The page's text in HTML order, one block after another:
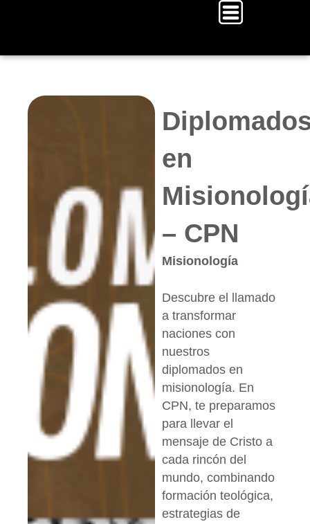
en
– CPN
Misionología
Descubre el llamado
a transformar
naciones con
nuestros
diplomados en
misionología. En
CPN, te preparamos
para llevar el
mensaje de Cristo a
cada rincón del
mundo, combinando
formación teológica,
estrategias de